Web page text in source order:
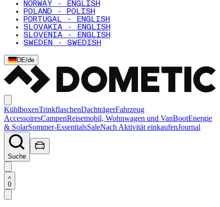
NORWAY - ENGLISH
POLAND - POLISH
PORTUGAL - ENGLISH
SLOVAKIA - ENGLISH
SLOVENIA - ENGLISH
SWEDEN - SWEDISH
DE/de
KühlboxenTrinkflaschenDachträgerFahrzeug
AccessoiresCampenReisemobil, Wohnwagen und VanBootEnergie
& SolarSommer-EssentialsSaleNach Aktivität einkaufenJournal
Suche
0